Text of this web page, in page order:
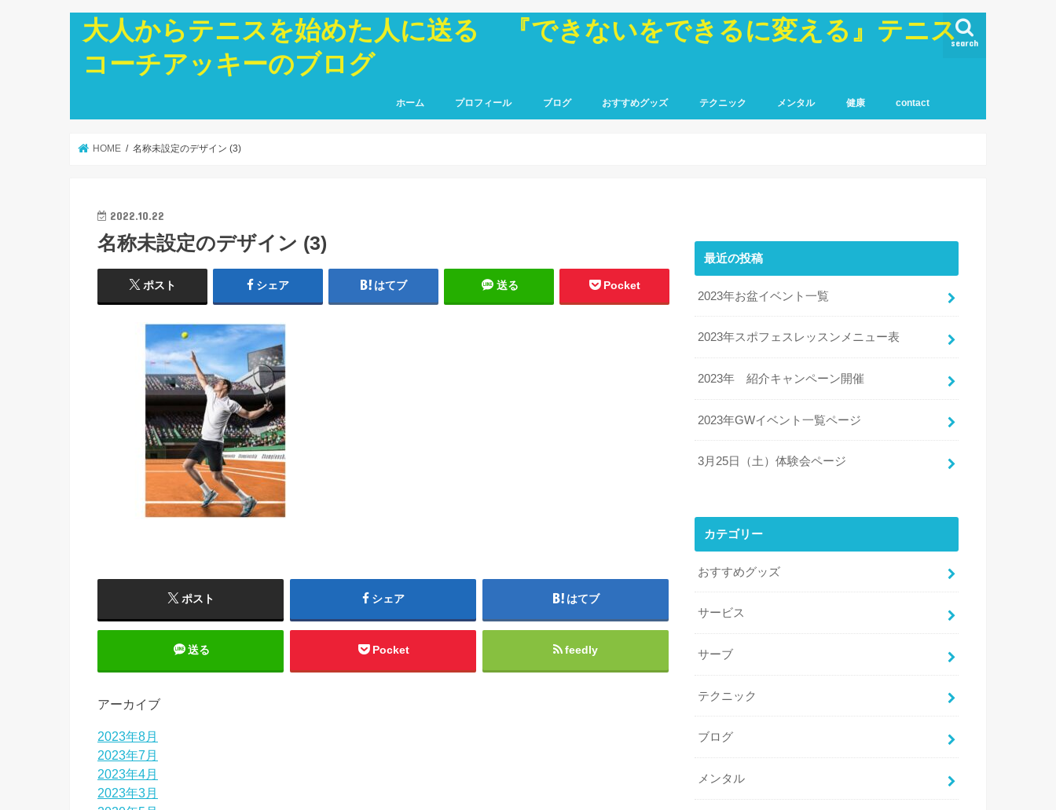
大人からテニスを始めた人に送る 『できないをできるに変える』テニス
コーチアッキーのブログ
search
ホーム プロフィール ブログ おすすめグッズ テクニック メンタル 健康 contact
HOME 名称未設定のデザイン (3)
2022.10.22
名称未設定のデザイン (3)
ポスト シェア はてブ 送る Pocket
ポスト シェア はてブ
送る Pocket feedly
アーカイブ
2023年8月
2023年7月
2023年4月
2023年3月
最近の投稿
2023年お盆イベント一覧
2023年スポフェスレッスンメニュー表
2023年 紹介キャンペーン開催
2023年GWイベント一覧ページ
3月25日（土）体験会ページ
カテゴリー
おすすめグッズ
サービス
サーブ
テクニック
ブログ
メンタル